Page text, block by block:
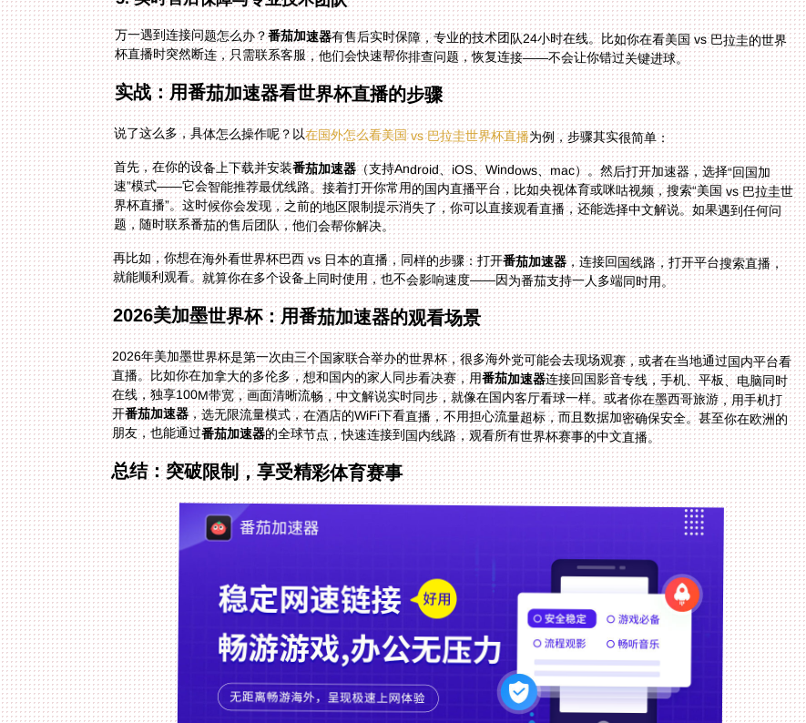
万一遇到连接问题怎么办？番茄加速器有售后实时保障，专业的技术团队24小时在线。比如你在看美国 vs 巴拉圭的世界
杯直播时突然断连，只需联系客服，他们会快速帮你排查问题，恢复连接——不会让你错过关键进球。
实战：用番茄加速器看世界杯直播的步骤
说了这么多，具体怎么操作呢？以在国外怎么看美国 vs 巴拉圭世界杯直播为例，步骤其实很简单：
首先，在你的设备上下载并安装番茄加速器（支持Android、iOS、Windows、mac）。然后打开加速器，选择“回国加
速”模式——它会智能推荐最优线路。接着打开你常用的国内直播平台，比如央视体育或咪咕视频，搜索“美国 vs 巴拉圭世
界杯直播”。这时候你会发现，之前的地区限制提示消失了，你可以直接观看直播，还能选择中文解说。如果遇到任何问
题，随时联系番茄的售后团队，他们会帮你解决。
再比如，你想在海外看世界杯巴西 vs 日本的直播，同样的步骤：打开番茄加速器，连接回国线路，打开平台搜索直播，
就能顺利观看。就算你在多个设备上同时使用，也不会影响速度——因为番茄支持一人多端同时用。
2026美加墨世界杯：用番茄加速器的观看场景
2026年美加墨世界杯是第一次由三个国家联合举办的世界杯，很多海外党可能会去现场观赛，或者在当地通过国内平台看
直播。比如你在加拿大的多伦多，想和国内的家人同步看决赛，用番茄加速器连接回国影音专线，手机、平板、电脑同时
在线，独享100M带宽，画面清晰流畅，中文解说实时同步，就像在国内客厅看球一样。或者你在墨西哥旅游，用手机打
开番茄加速器，选无限流量模式，在酒店的WiFi下看直播，不用担心流量超标，而且数据加密确保安全。甚至你在欧洲的
朋友，也能通过番茄加速器的全球节点，快速连接到国内线路，观看所有世界杯赛事的中文直播。
总结：突破限制，享受精彩体育赛事